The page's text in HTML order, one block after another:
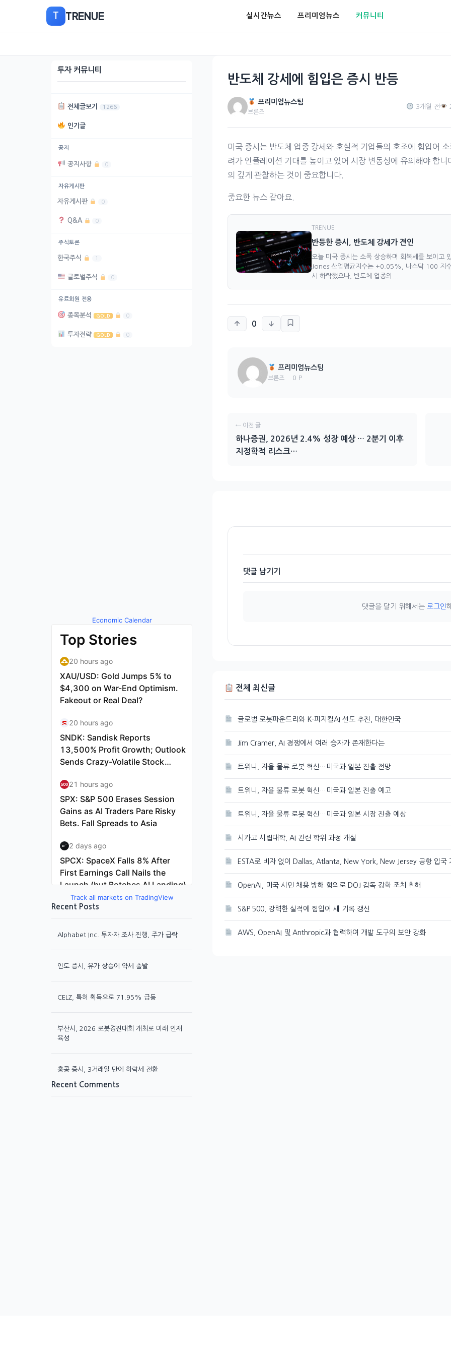
으
이
T TRENUE 실시간뉴스 프리미엄뉴스 커뮤니티
투자 커뮤니티
전체글보기 1266
인기글
공지
공지사항 0
자유게시판
자유게시판 0
Q&A 0
주식토론
한국주식 1
글로벌주식 0
유료회원 전용
종목분석 GOLD 0
투자전략 GOLD 0
Economic Calendar
by TradingView
Track all markets on TradingView
Recent Posts
Alphabet Inc. 투자자 조사 진행, 주가 급락
인도 증시, 유가 상승에 약세 출발
CELZ, 특허 획득으로 71.95% 급등
부산시, 2026 로봇경진대회 개최로 미래 인재
육성
홍콩 증시, 3거래일 만에 하락세 전환
Recent Comments
반도체 강세에 힘입은 증시 반등
프리미엄뉴스팀
브론즈
3개월 전
미국 증시는 반도체 업종 강세와 호실적 기업들의 호조에 힘입어
려가 인플레이션 기대를 높이고 있어 시장 변동성에 유의해야 합
의 깊게 관찰하는 것이 중요합니다.
중요한 뉴스 같아요.
TRENUE
반등한 증시, 반도체 강세가 견인
오늘 미국 증시는 소폭 상승하며 회복세를 보이
Jones 산업평균지수는 +0.05%, 나스닥 100 지
시 하락했으나, 반도체 업종의...
0
프리미엄뉴스팀
브론즈 0 P
← 이전 글
하나증권, 2026년 2.4% 성장 예상 … 2분기 이후
지정학적 리스크…
댓글 남기기
댓글을 달기 위해서는 로그인
전체 최신글
글로벌 로봇파운드리와 K-피지컬AI 선도 추진, 대한민국
Jim Cramer, AI 경쟁에서 여러 승자가 존재한다는
트위니, 자율 물류 로봇 혁신…미국과 일본 진출 전망
트위니, 자율 물류 로봇 혁신…미국과 일본 진출 예고
트위니, 자율 물류 로봇 혁신…미국과 일본 시장 진출 예상
시카고 시립대학, AI 관련 학위 과정 개설
ESTA로 비자 없이 Dallas, Atlanta, New York, New Jersey 공항 입국
OpenAI, 미국 시민 채용 방해 혐의로 DOJ 감독 강화 조치 취해
S&P 500, 강력한 실적에 힘입어 새 기록 갱신
AWS, OpenAI 및 Anthropic과 협력하여 개발 도구의 보안 강화